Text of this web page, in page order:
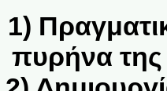
1)
πυρήνα της